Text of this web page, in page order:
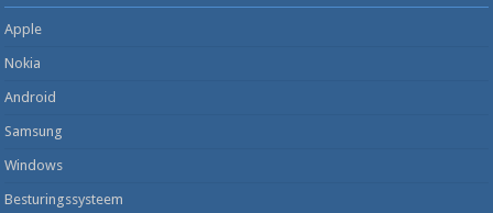
Apple
Nokia
Android
Samsung
Windows
Besturingssysteem